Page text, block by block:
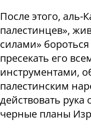
После этого, аль-
палестинцев»,
силами»
пресекать его
инструментами,
палестинским
действовать рука
черные планы